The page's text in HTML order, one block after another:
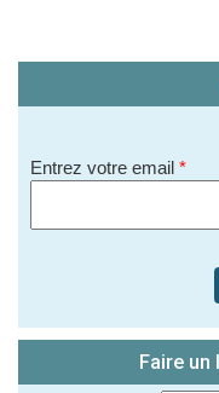
Entrez votre email *
Faire un